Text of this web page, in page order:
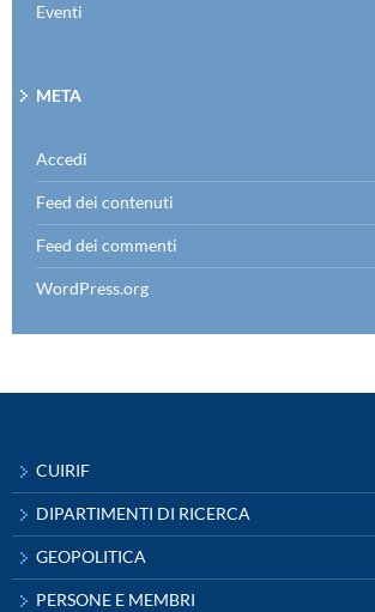
Eventi
META
Accedi
Feed dei contenuti
Feed dei commenti
WordPress.org
CUIRIF
DIPARTIMENTI DI RICERCA
GEOPOLITICA
PERSONE E MEMBRI